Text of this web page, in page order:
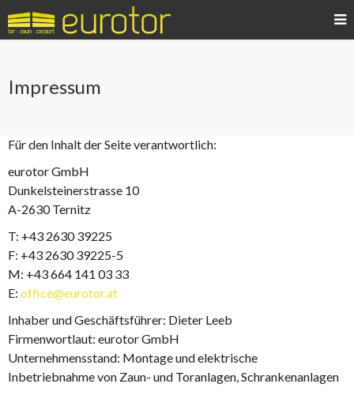
Impressum
Für den Inhalt der Seite verantwortlich:
eurotor GmbH
Dunkelsteinerstrasse 10
A-2630 Ternitz
T: +43 2630 39225
F: +43 2630 39225-5
M: +43 664 141 03 33
E: office@eurotor.at
Inhaber und Geschäftsführer: Dieter Leeb
Firmenwortlaut: eurotor GmbH
Unternehmensstand: Montage und elektrische
Inbetriebnahme von Zaun- und Toranlagen, Schrankenanlagen